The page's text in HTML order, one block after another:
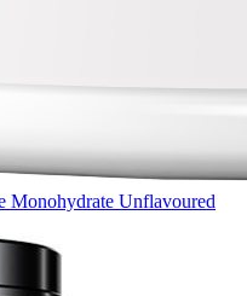
Monohydrate Unflavoured